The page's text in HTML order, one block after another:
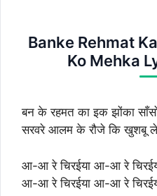
Banke Rehmat
Ko Mehka
बन के रहमत का इक झोंका
सरवरे आलम के रौजे कि खुशबू
आ-आ रे चिरईया आ-आ रे
आ-आ रे चिरईया आ-आ रे